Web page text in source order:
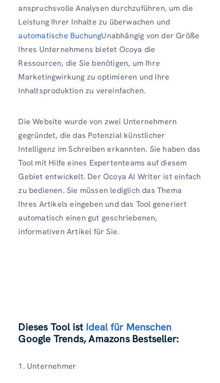
anspruchsvolle Analysen durchzuführen, um die
Leistung Ihrer Inhalte zu überwachen und
automatische BuchungUnabhängig von der Größe
Ihres Unternehmens bietet Ocoya die
Ressourcen, die Sie benötigen, um Ihre
Marketingwirkung zu optimieren und Ihre
Inhaltsproduktion zu vereinfachen.
Die Website wurde von zwei Unternehmern
gegründet, die das Potenzial künstlicher
Intelligenz im Schreiben erkannten. Sie haben das
Tool mit Hilfe eines Expertenteams auf diesem
Gebiet entwickelt. Der Ocoya AI Writer ist einfach
zu bedienen. Sie müssen lediglich das Thema
Ihres Artikels eingeben und das Tool generiert
automatisch einen gut geschriebenen,
informativen Artikel für Sie.
Dieses Tool ist Ideal für Menschen
Google Trends, Amazons Bestseller:
1. Unternehmer